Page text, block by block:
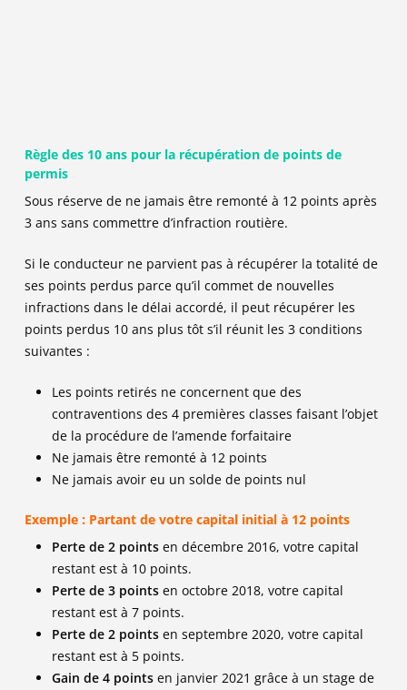
Règle des 10 ans pour la récupération de points de
permis
Sous réserve de ne jamais être remonté à 12 points après
3 ans sans commettre d’infraction routière.
Si le conducteur ne parvient pas à récupérer la totalité de
ses points perdus parce qu’il commet de nouvelles
infractions dans le délai accordé, il peut récupérer les
points perdus 10 ans plus tôt s’il réunit les 3 conditions
suivantes :
Les points retirés ne concernent que des
contraventions des 4 premières classes faisant l’objet
de la procédure de l’amende forfaitaire
Ne jamais être remonté à 12 points
Ne jamais avoir eu un solde de points nul
Exemple : Partant de votre capital initial à 12 points
Perte de 2 pointsen décembre 2016, votre capital
restant est à 10 points.
Perte de 3 pointsen octobre 2018, votre capital
restant est à 7 points.
Perte de 2 pointsen septembre 2020, votre capital
restant est à 5 points.
Gain de 4 pointsen janvier 2021 grâce à un stage de